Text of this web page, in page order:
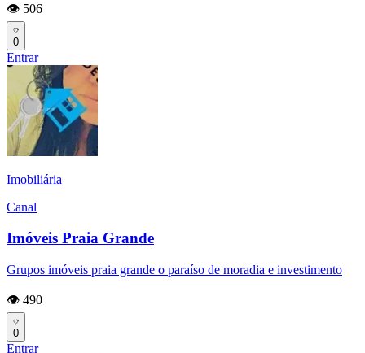
👁️ 506
0
Entrar
Imobiliária
Canal
Imóveis Praia Grande
Grupos imóveis praia grande o paraíso de moradia e investimento
👁️ 490
0
Entrar